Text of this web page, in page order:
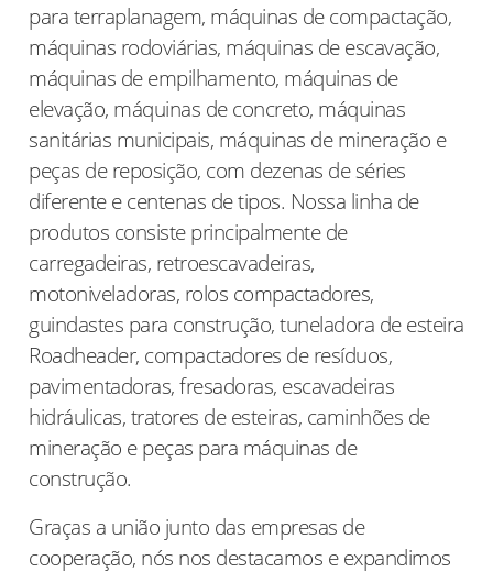
para terraplanagem, máquinas de compactação,
máquinas rodoviárias, máquinas de escavação,
máquinas de empilhamento, máquinas de
elevação, máquinas de concreto, máquinas
sanitárias municipais, máquinas de mineração e
peças de reposição, com dezenas de séries
diferente e centenas de tipos. Nossa linha de
produtos consiste principalmente de
carregadeiras, retroescavadeiras,
motoniveladoras, rolos compactadores,
guindastes para construção, tuneladora de esteira
Roadheader, compactadores de resíduos,
pavimentadoras, fresadoras, escavadeiras
hidráulicas, tratores de esteiras, caminhões de
mineração e peças para máquinas de
construção.
Graças a união junto das empresas de
cooperação, nós nos destacamos e expandimos